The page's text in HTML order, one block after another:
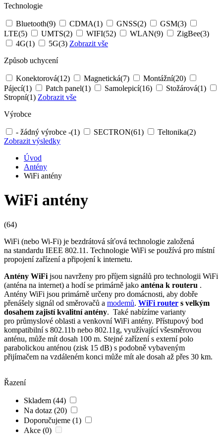
Technologie
Bluetooth(9) CDMA(1) GNSS(2) GSM(3)
LTE(5) UMTS(2) WIFI(52) WLAN(9) ZigBee(3)
4G(1) 5G(3) Zobrazit vše
Způsob uchycení
Konektorová(12) Magnetická(7) Montážní(20)
Pájecí(1) Patch panel(1) Samolepicí(16) Stožárová(1)
Stropní(1) Zobrazit vše
Výrobce
- žádný výrobce -(1) SECTRON(61) Teltonika(2)
Zobrazit výsledky
Úvod
Antény
WiFi antény
WiFi antény
(64)
WiFi (nebo Wi-Fi) je bezdrátová síťová technologie založená
na standardu IEEE 802.11. Technologie WiFi se používá pro místní
propojení zařízení a připojení k internetu.
Antény WiFi jsou navrženy pro příjem signálů pro technologii WiFi
(anténa na internet) a hodí se primárně jako anténa k routeru .
Antény WiFi jsou primárně určeny pro domácnosti, aby dobře
přenášely signál od směrovačů a modemů. WiFi router s velkým
dosahem zajistí kvalitníantény. Také nabízíme varianty
pro průmyslové oblasti a venkovníWiFi antény. Přístupový bod
kompatibilní s 802.11b nebo 802.11g, využívající všesměrovou
anténu, může mít dosah 100 m. Stejné zařízení s externí polo
parabolickou anténou (zisk 15 dB) s podobně vybaveným
přijímačem na vzdáleném konci může mít ale dosah až přes 30 km.
Řazení
Skladem (44)
Na dotaz (20)
Doporučujeme (1)
Akce (0)